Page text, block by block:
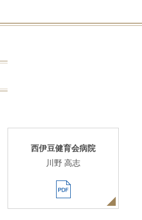
西伊豆健育会病院
川野 高志